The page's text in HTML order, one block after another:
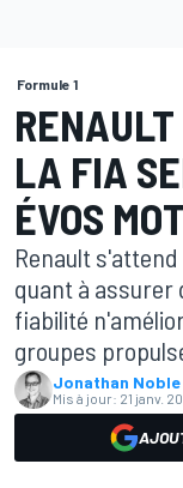
Formule 1
LA FIA
ÉVOS
Renault
quant à assurer
fiabilité
groupes
Jonathan Noble
Mis à jour: 21 janv.